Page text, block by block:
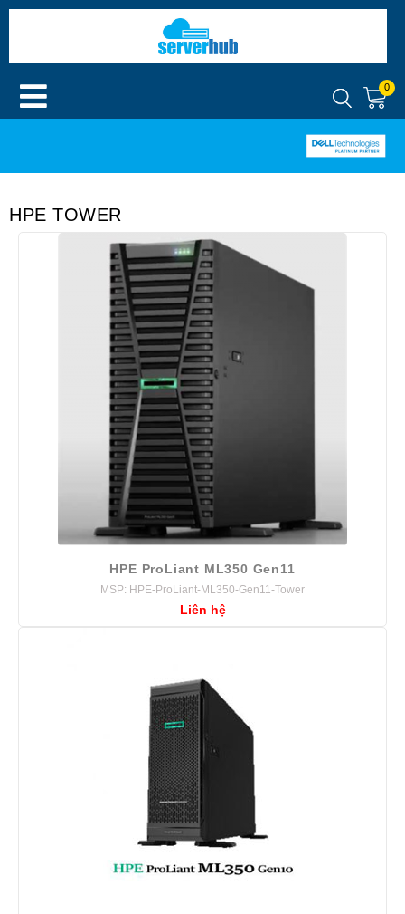
0
HPE TOWER
HPE ProLiant ML350 Gen11
MSP: HPE-ProLiant-ML350-Gen11-Tower
Liên hệ